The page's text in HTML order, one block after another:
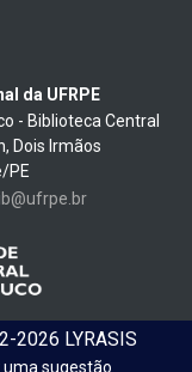
da UFRPE
- Biblioteca Central
Dois Irmãos
PE
2026 LYRASIS
uma sugestão